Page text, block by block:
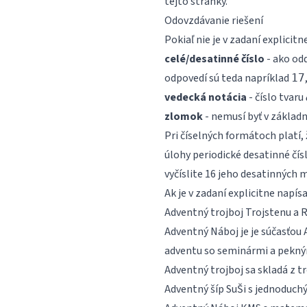
Odovzdávanie riešení
Pokiaľ nie je v zadaní
celé/desatinné číslo - ako
odpovedí sú teda napríklad 17
vedecká notácia - číslo tvaru
zlomok- nemusí byť v
Pri číselných formátoch platí,
úlohy periodické desatinné
vyčíslite 16 jeho desatinných
Ak je v zadaní explicitne
Adventný trojboj Trojstenu a
Adventný Náboj je je
adventu so seminármi a
Adventný trojboj sa skladá z
Adventný šíp SuŠis